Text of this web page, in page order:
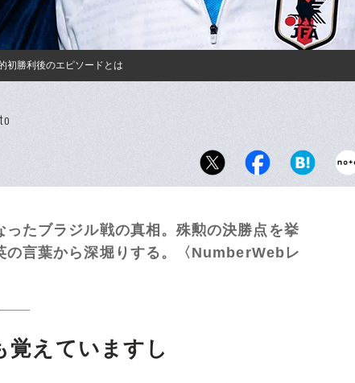
初勝利後のエピソードとは
たブラジル戦の真相。殊勲の決勝点を挙
の言葉から深堀りする。〈NumberWebレ
覚えていますし